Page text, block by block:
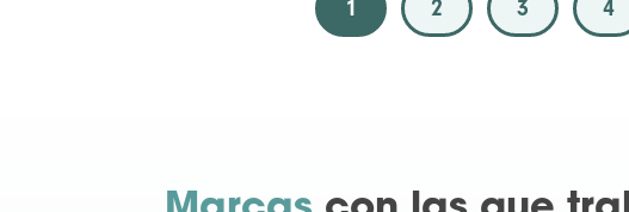
1 2 3 4